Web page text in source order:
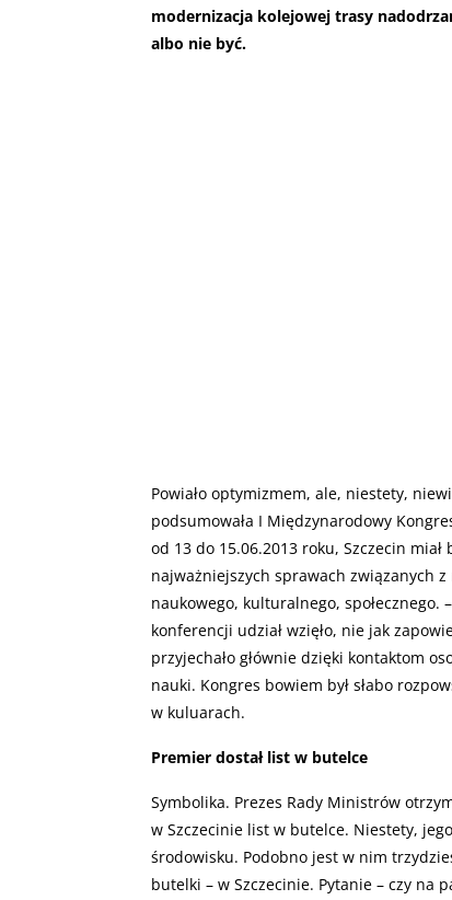
modernizacja kolejowej trasy
albo nie być.
Powiało optymizmem, ale, niestety,
podsumowała I Międzynarodowy
od 13 do 15.06.2013 roku, Szczecin
najważniejszych sprawach związanych
naukowego, kulturalnego, społecznego.
konferencji udział wzięło, nie jak
przyjechało głównie dzięki kontaktom
nauki. Kongres bowiem był słabo
w kuluarach.
Premier dostał list w butelce
Symbolika. Prezes Rady Ministrów
w Szczecinie list w butelce. Niestety,
środowisku. Podobno jest w nim
butelki – w Szczecinie. Pytanie – czy na